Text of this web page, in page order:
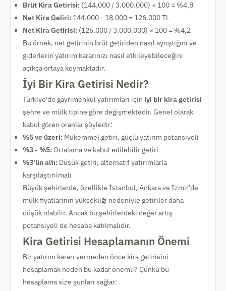
Brüt Kira Getirisi: (144.000 / 3.000.000) × 100 = %4,8
Net Kira Geliri: 144.000 - 18.000 = 126.000 TL
Net Kira Getirisi: (126.000 / 3.000.000) × 100 = %4,2
Bu örnek, net getirinin brüt getiriden nasıl ayrıştığını ve
giderlerin yatırım kararınızı nasıl etkileyebileceğini
açıkça ortaya koymaktadır.
İyi Bir Kira Getirisi Nedir?
Türkiye'de gayrimenkul yatırımları için iyi bir kira getirisi
şehre ve mülk tipine göre değişmektedir. Genel olarak
kabul gören oranlar şöyledir:
%5 ve üzeri: Mükemmel getiri, güçlü yatırım potansiyeli
%3 - %5:Ortalama ve kabul edilebilir getiri
%3'ün altı: Düşük getiri, alternatif yatırımlarla
karşılaştırılmalı
Büyük şehirlerde, özellikle İstanbul, Ankara ve İzmir'de
mülk fiyatlarının yüksekliği nedeniyle getiriler daha
düşük olabilir. Ancak bu şehirlerdeki değer artış
potansiyeli de hesaba katılmalıdır.
Kira Getirisi Hesaplamanın Önemi
Bir yatırım kararı vermeden önce kira getirisini
hesaplamak neden bu kadar önemli? Çünkü bu
hesaplama size şunları sağlar: